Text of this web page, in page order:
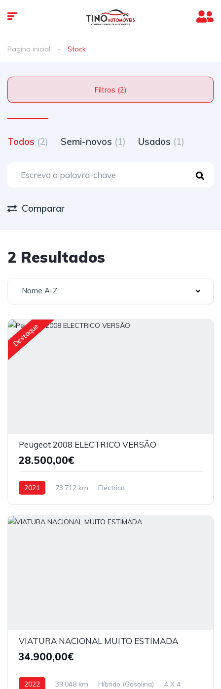
Pagina inicial Stock
Filtros (2)
Todos (2) Semi-novos (1) Usados (1)
Comparar
2 Resultados
Nome A-Z
Destaque
Peugeot 2008 ELECTRICO VERSÃO
28.500,00€
2021 73.712 km Eléctrico
VIATURA NACIONAL MUITO ESTIMADA
34.900,00€
2022 39.048 km Híbrido (Gasolina) 4 X 4